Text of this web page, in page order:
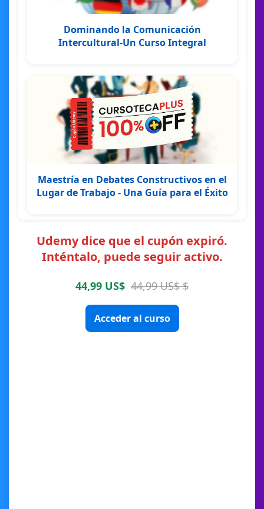
Dominando la Comunicación
Intercultural-Un Curso Integral
Maestría en Debates Constructivos en el
Lugar de Trabajo - Una Guía para el Éxito
Udemy dice que el cupón expiró.
Inténtalo, puede seguir activo.
44,99 US$ 44,99 US$ $
Acceder al curso